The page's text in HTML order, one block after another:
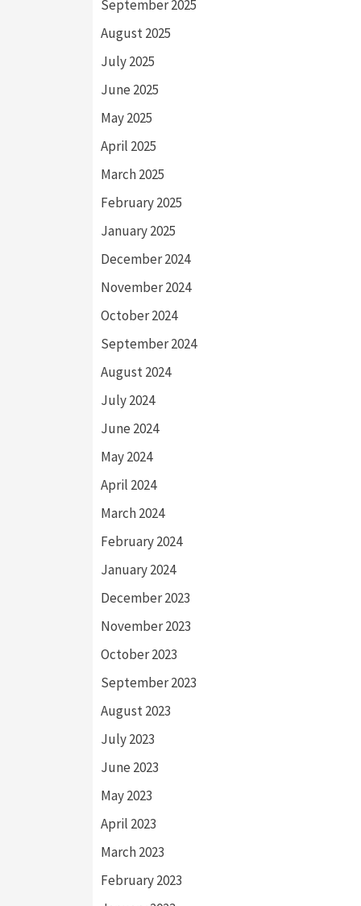
September 2025
August 2025
July 2025
June 2025
May 2025
April 2025
March 2025
February 2025
January 2025
December 2024
November 2024
October 2024
September 2024
August 2024
July 2024
June 2024
May 2024
April 2024
March 2024
February 2024
January 2024
December 2023
November 2023
October 2023
September 2023
August 2023
July 2023
June 2023
May 2023
April 2023
March 2023
February 2023